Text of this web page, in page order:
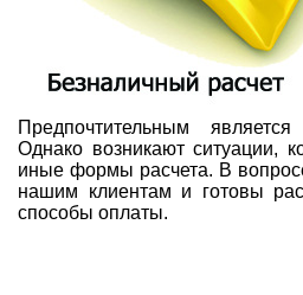
Предпочтительным
Однако возникают ситуации,
иные формы расчета. В
нашим клиентам и готовы
способы оплаты.